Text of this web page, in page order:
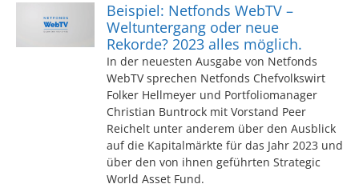
Beispiel: Netfonds WebTV –
Weltuntergang oder neue
Rekorde? 2023 alles möglich.
In der neuesten Ausgabe von Netfonds
WebTV sprechen Netfonds Chefvolkswirt
Folker Hellmeyer und Portfoliomanager
Christian Buntrock mit Vorstand Peer
Reichelt unter anderem über den Ausblick
auf die Kapitalmärkte für das Jahr 2023 und
über den von ihnen geführten Strategic
World Asset Fund.